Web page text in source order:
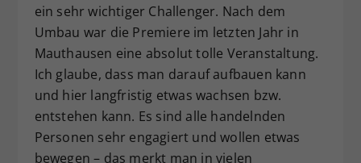
ein sehr wichtiger Challenger. Nach dem
Umbau war die Premiere im letzten Jahr in
Mauthausen eine absolut tolle Veranstaltung.
Ich glaube, dass man darauf aufbauen kann
und hier langfristig etwas wachsen bzw.
entstehen kann. Es sind alle handelnden
Personen sehr engagiert und wollen etwas
bewegen – das merkt man in vielen